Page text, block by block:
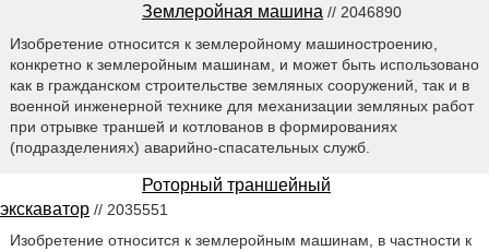
Землеройная машина // 2046890
Изобретение относится к землеройному машиностроению,
конкретно к землеройным машинам, и может быть использовано
как в гражданском строительстве земляных сооружений, так и в
военной инженерной технике для механизации земляных работ
при отрывке траншей и котлованов в формированиях
(подразделениях) аварийно-спасательных служб.
Роторный траншейный
экскаватор // 2035551
Изобретение относится к землеройным машинам, в частности к